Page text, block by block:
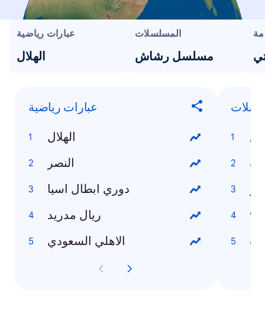
عبارات رياضية
الهلال
المسلسلات
مسلسل رشاش
عبارات رياضية
الهلال
النصر
دوري ابطال اسيا
ريال مدريد
الاهلي السعودي